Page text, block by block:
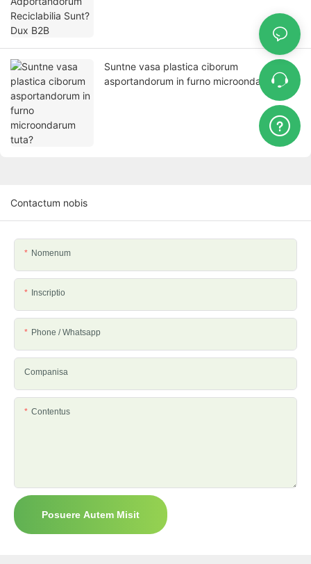
Suntne vasa plastica ciborum
asportandorum in furno microondarum
Contactum nobis
Nomenum
Inscriptio
Phone / Whatsapp
Companisa
Contentus
Posuere Autem Misit